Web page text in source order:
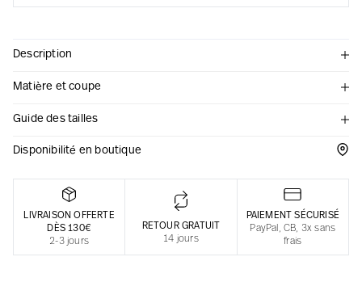
Une fabrication responsable en France
Description
Matière et coupe
Guide des tailles
Disponibilité en boutique
LIVRAISON OFFERTE
DÈS 130€
2-3 jours
RETOUR GRATUIT
14 jours
PAIEMENT SÉCURISÉ
PayPal, CB, 3x sans
frais